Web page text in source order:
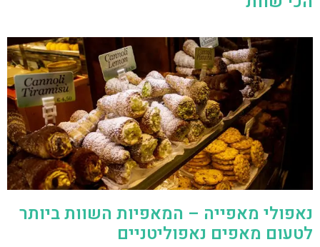
נאפולי מאפייה – המאפיות השוות ביותר
לטעום מאפים נאפוליטניים